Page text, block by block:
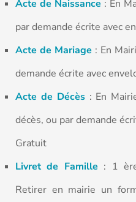
Acte de Naissance : En
par demande écrite avec
Acte de Mariage : En
demande écrite avec
Acte de Décès: En
décès, ou par demande
Gratuit
Livret de Famille : 1
Retirer en mairie un